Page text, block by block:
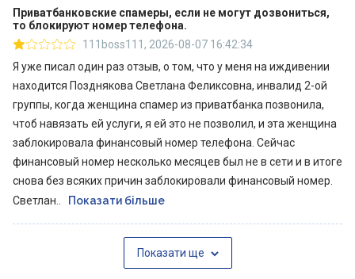
кредитні програми, платіжні картки, онлайн-банкінг,
платежі і перекази, страхування, індивідуальні сейфи та
ін. Для юридичних осіб банк пропонує: депозитні і
кредитні продукти, розрахунково-касове
обслуговування, міжбанківські операції, операції з
цінними паперами, документарні операції, зарплатні
проекти і зарплатні карти, послуги еквайрінгу, «Касу» —
програмний касовий апарат на платіжних POS-
терміналах, інші операції. Акції банку:
https://minfin.com.ua/ua/company/privatbank/deals/
Інтернет-банкінг та мобільний банкінг для приватних осіб:
banking/ Голова правління — Мікаель Бьоркнерт Пан
Бьоркнерт є досвідченим банкіром з понад 25 річним
Приватбанковские спамеры, если не могут дозвониться,
то блокируют номер телефона.
111boss111 , 2026-08-07 16:42:34
Я уже писал один раз отзыв, о том, что у меня на иждивении
находится Позднякова Светлана Феликсовна, инвалид 2-ой
группы, когда женщина спамер из приватбанка позвонила,
чтоб навязать ей услуги, я ей это не позволил, и эта женщина
заблокировала финансовый номер телефона. Сейчас
финансовый номер несколько месяцев был не в сети и в итоге
снова без всяких причин заблокировали финансовый номер.
Светлан..
Показати більше
Показати ще